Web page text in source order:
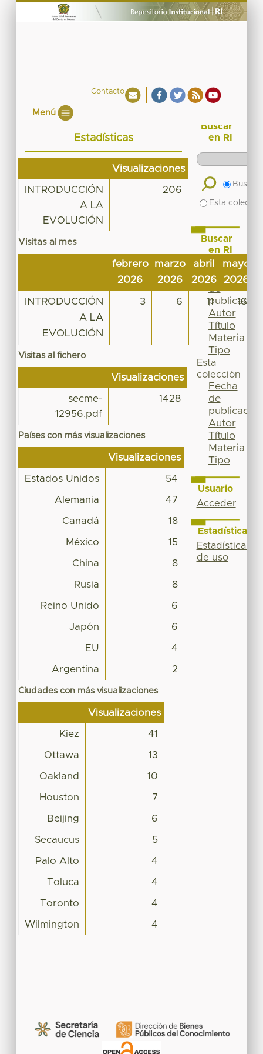
Contacto
Menú
Estadísticas
Visualizaciones
INTRODUCCIÓN
A LA
EVOLUCIÓN
206
Visitas al mes
febrero
2026
marzo
2026
abril
2026
mayo
2026
INTRODUCCIÓN
A LA
EVOLUCIÓN
3 6 11 16
Visitas al fichero
Visualizaciones
secme-
12956.pdf
1428
Países con más visualizaciones
Visualizaciones
Estados Unidos 54
Alemania 47
Canadá 18
México 15
China 8
Rusia 8
Reino Unido 6
Japón 6
EU 4
Argentina 2
Ciudades con más visualizaciones
Visualizaciones
Kiez 41
Ottawa 13
Oakland 10
Houston 7
Beijing 6
Secaucus 5
Palo Alto 4
Toluca 4
Toronto 4
Wilmington 4
Buscar
en RI
Buscar
Esta
Buscar
en RI
Por
Fecha
de
publicación
Autor
Título
Materia
Tipo
Esta
colección
Fecha
de
publicación
Autor
Título
Materia
Tipo
Usuario
Acceder
Estadísticas
Estadísticas
de uso